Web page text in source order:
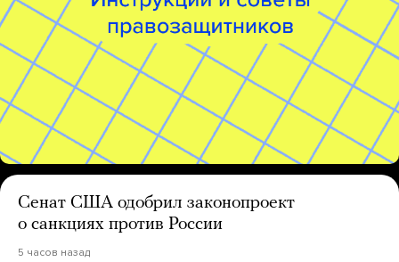
Сенат США одобрил законопроект
о санкциях против России
5 часов назад